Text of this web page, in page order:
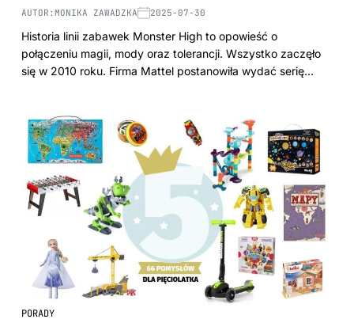
AUTOR: MONIKA ZAWADZKA 2025-07-30
Historia linii zabawek Monster High to opowieść o
połączeniu magii, mody oraz tolerancji. Wszystko zaczęło
się w 2010 roku. Firma Mattel postanowiła wydać serię…
PORADY